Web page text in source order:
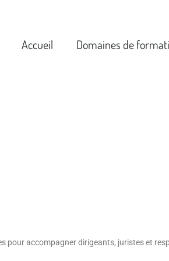
Accueil Domaines de
pour accompagner dirigeants, juristes et